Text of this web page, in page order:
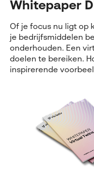
Whitepaper
Of je focus nu ligt op
je bedrijfsmiddelen
onderhouden. Een
doelen te bereiken.
inspirerende